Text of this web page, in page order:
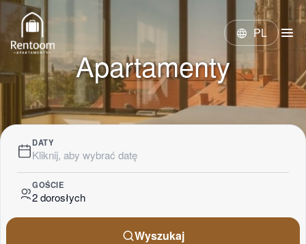
language PL menu
Apartamenty
DATY
Kliknij, aby wybrać datę
GOŚCIE
2 dorosłych
Wyszukaj